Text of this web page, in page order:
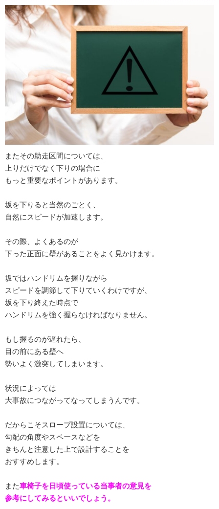
またその助走区間については、
上りだけでなく下りの場合に
もっと重要なポイントがあります。
坂を下りると当然のごとく、
自然にスピードが加速します。
その際、よくあるのが
下った正面に壁があることをよく見かけます。
坂ではハンドリムを握りながら
スピードを調節して下りていくわけですが、
坂を下り終えた時点で
ハンドリムを強く握らなければなりません。
もし握るのが遅れたら、
目の前にある壁へ
勢いよく激突してしまいます。
状況によっては
大事故につながってなってしまうんです。
だからこそスロープ設置については、
勾配の角度やスペースなどを
きちんと注意した上で設計することを
おすすめします。
また車椅子を日頃使っている当事者の意見を
参考にしてみるといいでしょう。